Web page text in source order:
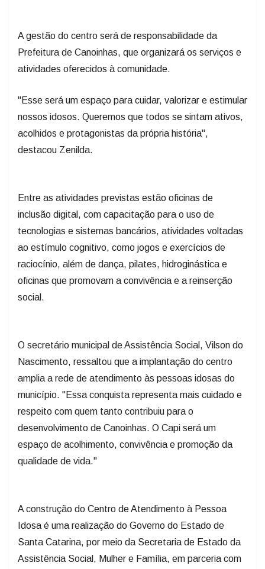
A gestão do centro será de responsabilidade da
Prefeitura de Canoinhas, que organizará os serviços e
atividades oferecidos à comunidade.
"Esse será um espaço para cuidar, valorizar e estimular
nossos idosos. Queremos que todos se sintam ativos,
acolhidos e protagonistas da própria história",
destacou Zenilda.
Entre as atividades previstas estão oficinas de
inclusão digital, com capacitação para o uso de
tecnologias e sistemas bancários, atividades voltadas
ao estímulo cognitivo, como jogos e exercícios de
raciocínio, além de dança, pilates, hidroginástica e
oficinas que promovam a convivência e a reinserção
social.
O secretário municipal de Assistência Social, Vilson do
Nascimento, ressaltou que a implantação do centro
amplia a rede de atendimento às pessoas idosas do
município. "Essa conquista representa mais cuidado e
respeito com quem tanto contribuiu para o
desenvolvimento de Canoinhas. O Capi será um
espaço de acolhimento, convivência e promoção da
qualidade de vida."
A construção do Centro de Atendimento à Pessoa
Idosa é uma realização do Governo do Estado de
Santa Catarina, por meio da Secretaria de Estado da
Assistência Social, Mulher e Família, em parceria com